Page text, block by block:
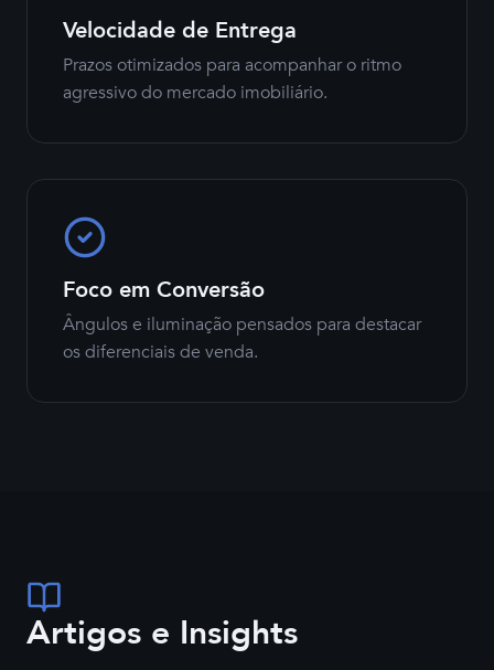
Velocidade de Entrega
Prazos otimizados para acompanhar o ritmo
agressivo do mercado imobiliário.
Foco em Conversão
Ângulos e iluminação pensados para destacar
os diferenciais de venda.
Artigos e Insights